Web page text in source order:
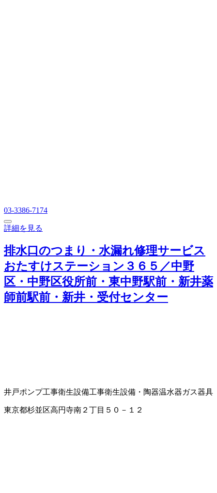
03-3386-7174
詳細を見る
排水口のつまり・水漏れ修理サービス
おたすけステーション３６５／中野
区・中野区役所前・東中野駅前・新井薬
師前駅前・新井・受付センター
井戸ポンプ工事衛生設備工事衛生設備・陶器温水器ガス器具
東京都杉並区高円寺南２丁目５０－１２